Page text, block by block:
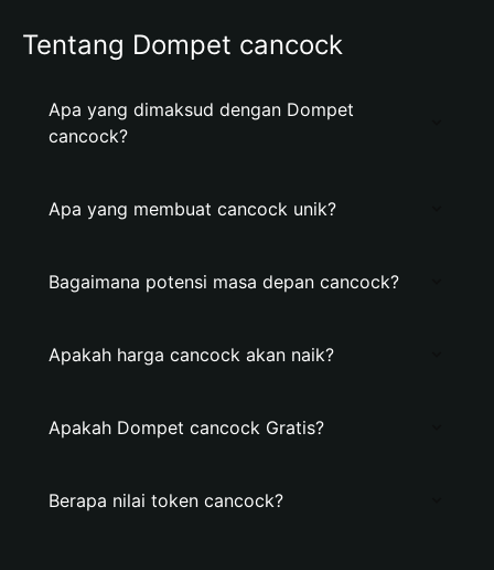
Tentang Dompet cancock
Apa yang dimaksud dengan Dompet
cancock?
Apa yang membuat cancock unik?
Bagaimana potensi masa depan cancock?
Apakah harga cancock akan naik?
Apakah Dompet cancock Gratis?
Berapa nilai token cancock?